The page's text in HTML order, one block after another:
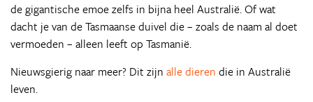
de gigantische emoe zelfs in bijna heel Australië. Of wat
dacht je van de Tasmaanse duivel die – zoals de naam al doet
vermoeden – alleen leeft op Tasmanië.
Nieuwsgierig naar meer? Dit zijn alle dieren die in Australië
leven.